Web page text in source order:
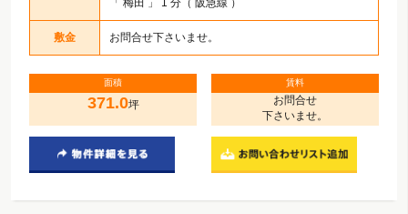
「 梅田 」 1 分（ 阪急線 ）
敷金 お問合せ下さいませ。
面積
371.0坪
賃料
お問合せ
下さいませ。